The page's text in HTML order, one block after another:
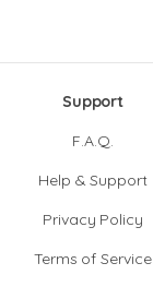
Support
F.A.Q.
Help & Support
Privacy Policy
Terms of Service